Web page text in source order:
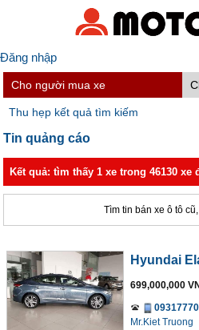
Đăng nhập
Cho người mua xe
Thu hẹp kết quả tìm kiếm
Tin quảng cáo
Kết quả: tìm thấy 1 xe trong 46130 xe
Tìm tin bán xe ô tô
Hyundai
699,000,000
Mr.Kiet Truong